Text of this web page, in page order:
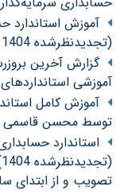
(تجدیدنظرشده 1404 - لازم‌الاجرا از 1405)
گزارش آخرین
آموزشی استانداردهای
توسط محسن قاسمی
تصویب و از ابتدای سال 1405 لازم‌الاجرا شد